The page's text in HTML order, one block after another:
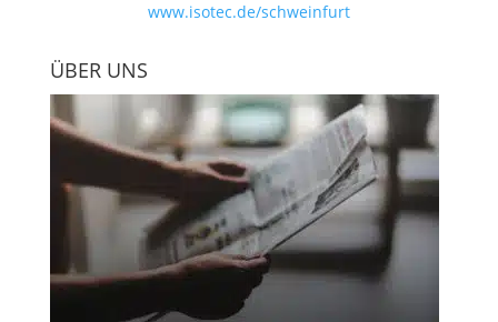
www.isotec.de/schweinfurt
ÜBER UNS